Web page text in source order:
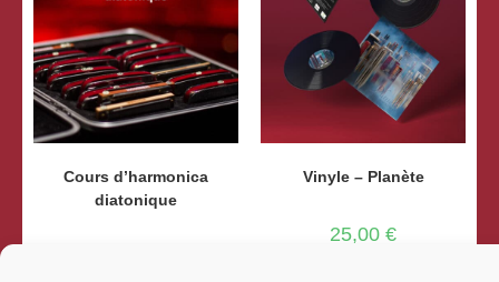
Cours d’harmonica
diatonique
Vinyle – Planète
25,00 €